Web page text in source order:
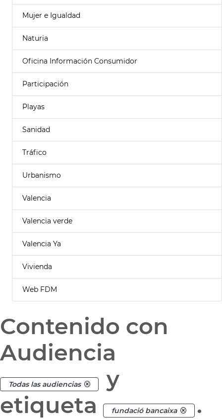
Mujer e Igualdad
Naturia
Oficina Información Consumidor
Participación
Playas
Sanidad
Tráfico
Urbanismo
Valencia
Valencia verde
Valencia Ya
Vivienda
Web FDM
Contenido con
Audiencia
Todas las audiencias
y
etiqueta
fundació bancaixa .